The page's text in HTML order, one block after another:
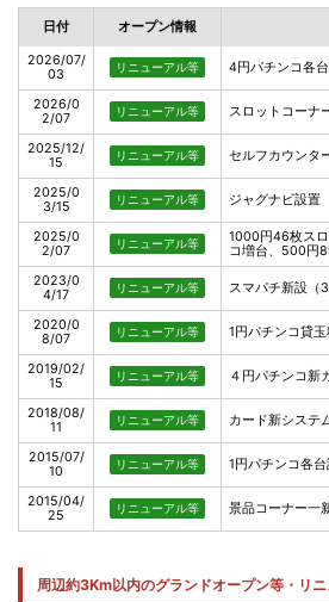
日付 オープン情報
2026/07/
03
リニューアル等 4円パチンコ各
2026/0
2/07
リニューアル等 スロットコーナ
2025/12/
15
リニューアル等 セルフカウンタ
2025/0
3/15
リニューアル等 ジャグナビ設置
2025/0
2/07
リニューアル等
1000円46枚ス
コ増台、500円
2023/0
4/17
リニューアル等 スマパチ新設（3
2020/0
8/07
リニューアル等 1円パチンコ貸
2019/02/
15
リニューアル等 ４円パチンコ新
2018/08/
11
リニューアル等 カード新システ
2015/07/
10
リニューアル等 1円パチンコ各
2015/04/
25
リニューアル等 景品コーナー一
周辺約3Km以内のグランドオープン等・リ